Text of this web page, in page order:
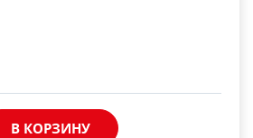
В КОРЗИНУ